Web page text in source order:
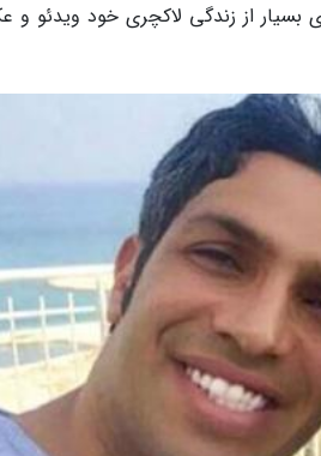
بسیار از زندگی لاکچری خود ویدئو